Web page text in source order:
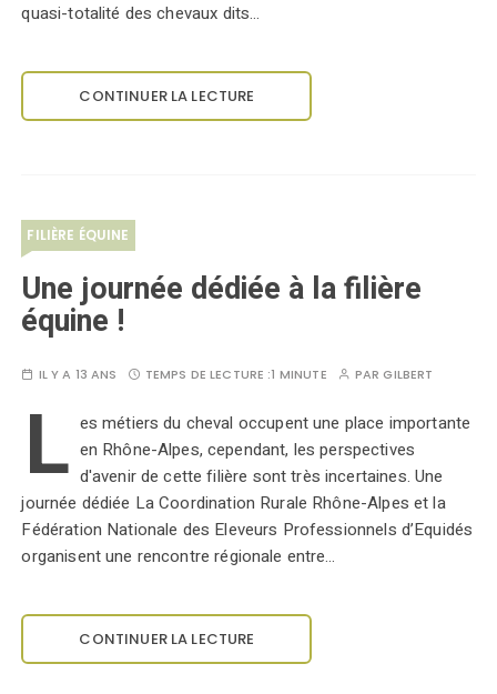
quasi-totalité des chevaux dits…
CONTINUER LA LECTURE
FILIÈRE ÉQUINE
Une journée dédiée à la filière
équine !
IL Y A 13 ANS TEMPS DE LECTURE :1 MINUTE PARGILBERT
L es métiers du cheval occupent une place importante
en Rhône-Alpes, cependant, les perspectives
d'avenir de cette filière sont très incertaines. Une
journée dédiée La Coordination Rurale Rhône-Alpes et la
Fédération Nationale des Eleveurs Professionnels d’Equidés
organisent une rencontre régionale entre…
CONTINUER LA LECTURE